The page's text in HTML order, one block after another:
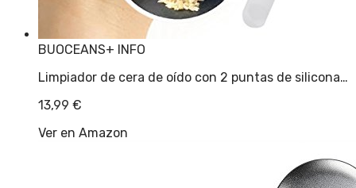
BUOCEANS+ INFO
Limpiador de cera de oído con 2 puntas de silicona…
13,99 €
Ver en Amazon